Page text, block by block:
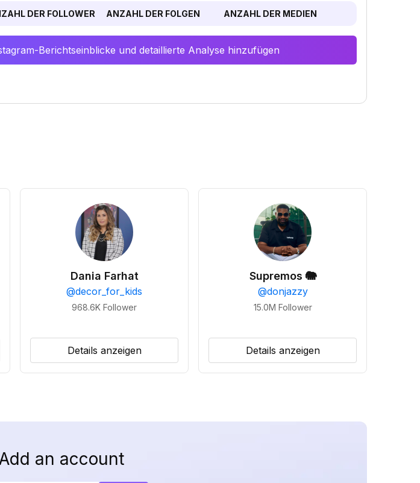
DER FOLLOWER ANZAHL DER FOLGEN ANZAHL DER MEDIEN
Berichtseinblicke und detaillierte Analyse hinzufügen
Dania Farhat
@decor_for_kids
968.6K Follower
Details anzeigen
Supremos 🐘
@donjazzy
15.0M Follower
Details anzeigen
an account